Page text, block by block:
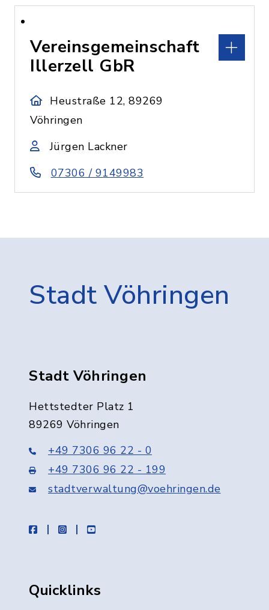
Vereinsgemeinschaft
Illerzell GbR
Heustraße 12, 89269
Vöhringen
Jürgen Lackner
07306 / 9149983
Stadt Vöhringen
Stadt Vöhringen
Hettstedter Platz 1
89269 Vöhringen
+49 7306 96 22 - 0
+49 7306 96 22 - 199
stadtverwaltung@voehringen.de
facebookinstagramyoutube
Quicklinks